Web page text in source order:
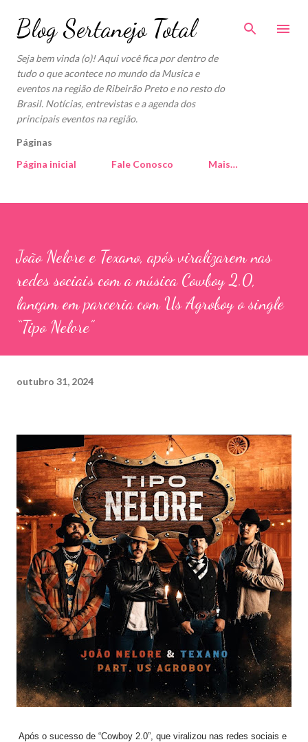
Pular para o conteúdo principal
Blog Sertanejo Total
Seja bem vinda (o)! Aqui você fica por dentro de
tudo o que acontece no mundo da Musica e
eventos na região de Ribeirão Preto e no resto do
Brasil. Notícias, entrevistas e a agenda dos
principais eventos na região.
Páginas
Página inicial
Fale Conosco Mais…
João Nelore e Texano, após viralizarem nas
redes sociais com a música Cowboy 2.0,
lançam em parceria com Us Agroboy o single
“Tipo Nelore”
outubro 31, 2024
Após o sucesso de “Cowboy 2.0”, que viralizou nas redes sociais e